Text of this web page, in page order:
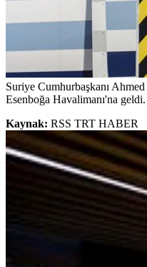
Suriye Cumhurbaşkanı
Esenboğa Havalimanı'na geldi.
Kaynak: RSS TRT HABER